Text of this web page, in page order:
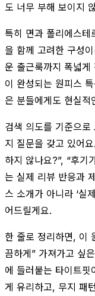
도 너무 부해 보이지
특히 면과 폴리에스테
을 함께 고려한 구성
운 출근룩까지 폭넓게
이 완성되는 원피스
은 분들에게도 현실적
검색 의도를 기준으
지 질문을 갖고 있어
하지 않나요?”, “후기
는 실제 리뷰 반응과
스 소개가 아니라 ‘실
어드릴게요.
한 줄로 정리하면, 이
끔하게” 가져가고 싶
에 들러붙는 타이트핏
게 유리하고, 무지 패